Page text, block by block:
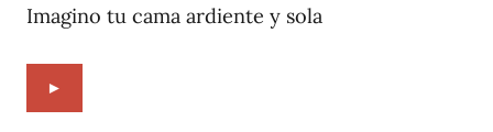
2024
Imagino tu cama ardiente y sola
►